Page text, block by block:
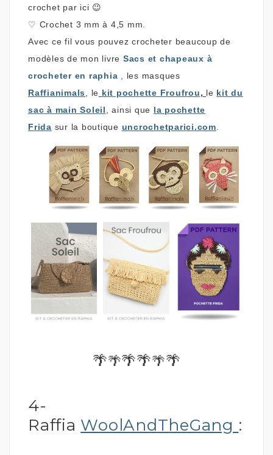
crochet par ici 😉
♡ Crochet 3 mm à 4,5 mm.
Avec ce fil vous pouvez crocheter beaucoup de
modèles de mon livre Sacs et chapeaux à
crocheter en raphia , les masques
Raffianimals, le kit pochette Froufrou, le kit du
sac à main Soleil, ainsi que la pochette
Frida sur la boutique uncrochetparici.com.
🌴🌴🌴🌴🌴🌴
4-
Raffia WoolAndTheGang :